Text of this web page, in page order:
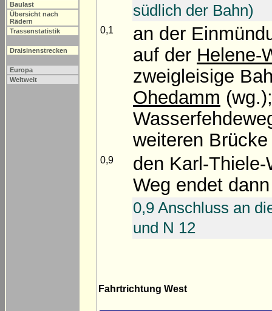
Baulast
Übersicht nach
Rädern
Trassenstatistik
Draisinenstrecken
Europa
Weltweit
südlich der Bahn)
0,1
an der
auf der Helene-
zweigleisige
Ohedamm
weiteren
0,9
den Karl-
Weg endet
0,9 Anschluss an
und N 12
Fahrtrichtung West